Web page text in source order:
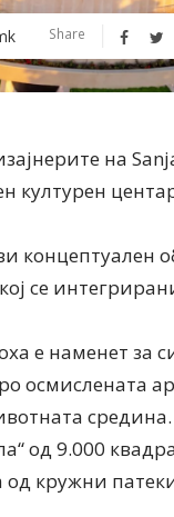
Share
на
културен
се
е наменет за
осмислената
од 9.000
кружни
– модна ревија
одговори од
за МодаМода